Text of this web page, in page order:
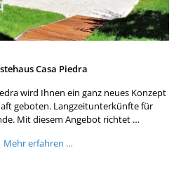
Casa Piedra
wird Ihnen ein ganz neues Konzept
geboten. Langzeitunterkünfte für
Mit diesem Angebot richtet …
Mehr erfahren …